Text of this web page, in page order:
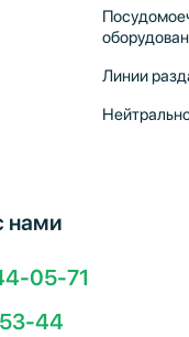
Линии
нами
05-71
44